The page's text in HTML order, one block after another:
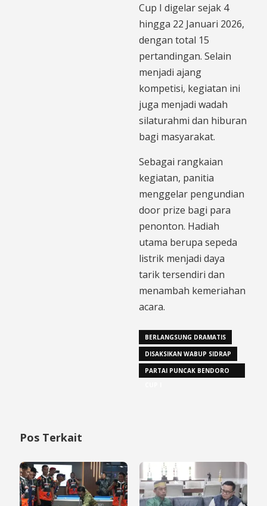
Cup I digelar sejak 4
hingga 22 Januari 2026,
dengan total 15
pertandingan. Selain
menjadi ajang
kompetisi, kegiatan ini
juga menjadi wadah
silaturahmi dan hiburan
bagi masyarakat.
Sebagai rangkaian
kegiatan, panitia
menggelar pengundian
door prize bagi para
penonton. Hadiah
utama berupa sepeda
listrik menjadi daya
tarik tersendiri dan
menambah kemeriahan
acara.
BERLANGSUNG DRAMATIS
DISAKSIKAN WABUP SIDRAP
PARTAI PUNCAK BENDORO
Pos Terkait